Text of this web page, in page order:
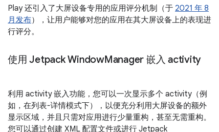
Play 还引入了大屏设备专用的应用评分机制（于 2021 年 8
月发布），让用户能够对您的应用在其大屏设备上的表现进
行评分。
使用 Jetpack WindowManager 嵌入 activity
利用 activity 嵌入功能，您可以一次显示多个 activity（例
如，在列表-详情模式下），以便充分利用大屏设备的额外
显示区域，并且只需对应用进行少量重构，甚至无需重构。
您可以通过创建 XML 配置文件或进行 Jetpack